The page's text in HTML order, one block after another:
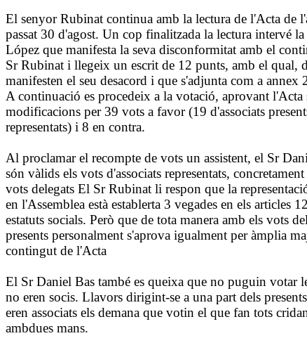
El senyor Rubinat continua amb la lectura de l'Acta de
passat 30 d'agost. Un cop finalitzada la lectura intervé la
López que manifesta la seva disconformitat amb el
Sr Rubinat i llegeix un escrit de 12 punts, amb el qual,
manifesten el seu desacord i que s'adjunta com a annex
A continuació es procedeix a la votació, aprovant l'Acta
modificacions per 39 vots a favor (19 d'associats
representats) i 8 en contra.
Al proclamar el recompte de vots un assistent, el Sr
són vàlids els vots d'associats representats,
vots delegats El Sr Rubinat li respon que la
en l'Assemblea està establerta 3 vegades en els articles
estatuts socials. Però que de tota manera amb els vots
presents personalment s'aprova igualment per àmplia
contingut de l'Acta
El Sr Daniel Bas també es queixa que no puguin votar
no eren socis. Llavors dirigint-se a una part dels
eren associats els demana que votin el que fan tots
ambdues mans.